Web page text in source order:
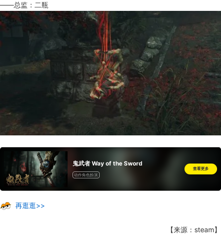
——总监：二瓶
鬼武者 Way of the Sword
动作角色扮演
查看更多
再逛逛>>
【来源：steam】